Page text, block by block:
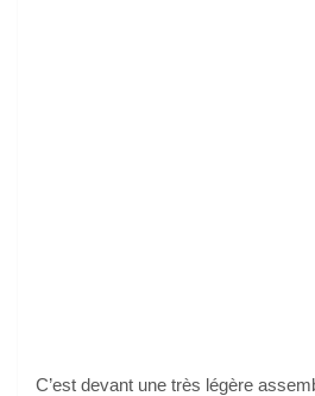
C’est devant une très légère